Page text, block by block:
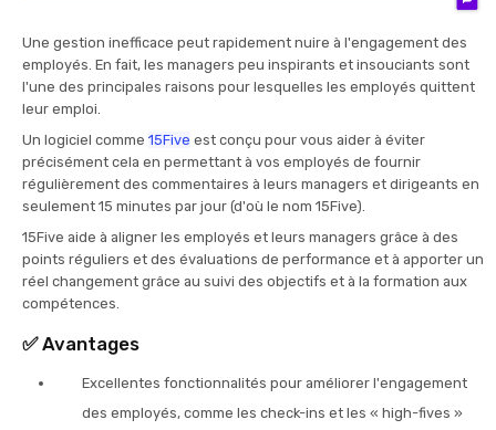
Une gestion inefficace peut rapidement nuire à l'engagement des
employés. En fait, les managers peu inspirants et insouciants sont
l'une des principales raisons pour lesquelles les employés quittent
leur emploi.
Un logiciel comme 15Five est conçu pour vous aider à éviter
précisément cela en permettant à vos employés de fournir
régulièrement des commentaires à leurs managers et dirigeants en
seulement 15 minutes par jour (d'où le nom 15Five).
15Five aide à aligner les employés et leurs managers grâce à des
points réguliers et des évaluations de performance et à apporter un
réel changement grâce au suivi des objectifs et à la formation aux
compétences.
✅Avantages
Excellentes fonctionnalités pour améliorer l'engagement
des employés, comme les check-ins et les « high-fives »